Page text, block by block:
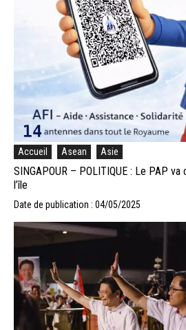
Accueil Asean Asie
SINGAPOUR – POLITIQUE : Le PAP
l’île
Date de publication : 04/05/2025